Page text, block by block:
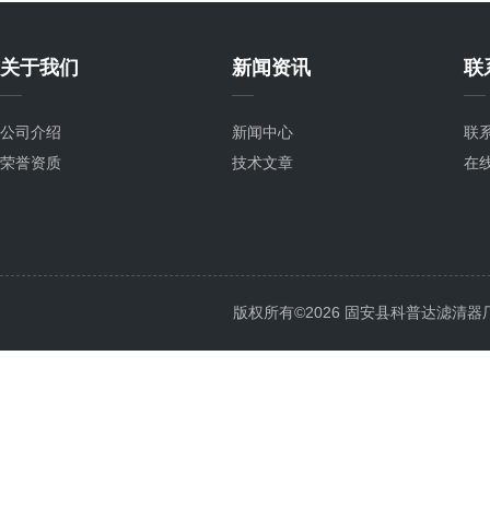
关于我们
公司介绍
荣誉资质
新闻资讯
新闻中心
技术文章
联
联
在
版权所有©2026 固安县科普达滤清